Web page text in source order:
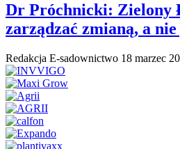
Dr Próchnicki: Zielony
zarządzać zmianą, a
Redakcja E-sadownictwo 18 marzec